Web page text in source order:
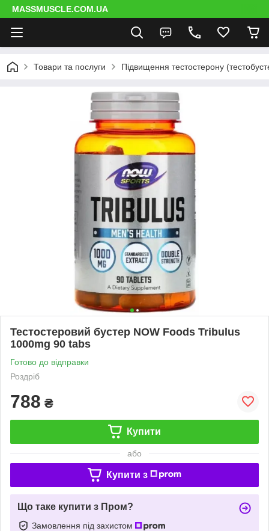
MASSMUSCLE.COM.UA
Товари та послуги Підвищення тестостерону
Тестостеровий бустер NOW Foods Tribulus
1000mg 90 tabs
Готово до відправки
Роздріб
788 ₴
Купити
або
Купити з
Що таке купити з Пром?
Замовлення під захистом